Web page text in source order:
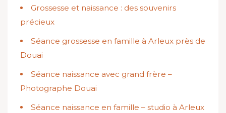
Grossesse et naissance : des souvenirs
précieux
Séance grossesse en famille à Arleux près de
Douai
Séance naissance avec grand frère –
Photographe Douai
Séance naissance en famille – studio à Arleux